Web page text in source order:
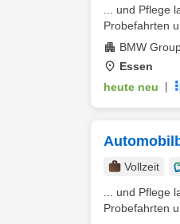
... und Pflege
Probefahrten
BMW
Essen
heute neu
Vollzeit
... und Pflege
Probefahrten